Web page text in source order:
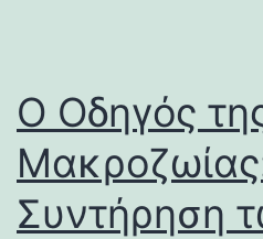
Ο Οδηγός
Συντήρηση